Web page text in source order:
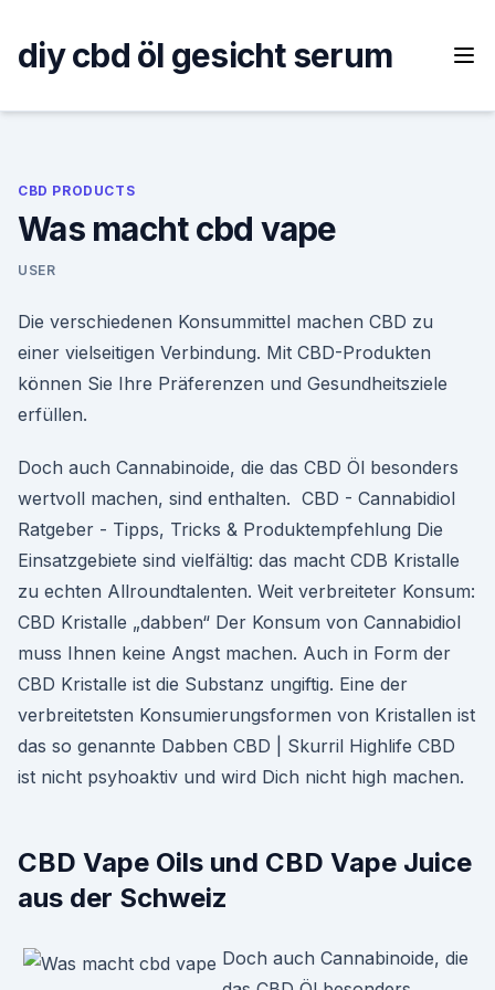
content
diy cbd öl gesicht serum
CBD PRODUCTS
Was macht cbd vape
USER
Die verschiedenen Konsummittel machen CBD zu
einer vielseitigen Verbindung. Mit CBD-Produkten
können Sie Ihre Präferenzen und Gesundheitsziele
erfüllen.
Doch auch Cannabinoide, die das CBD Öl besonders
wertvoll machen, sind enthalten. ️ CBD - Cannabidiol
Ratgeber - Tipps, Tricks & Produktempfehlung Die
Einsatzgebiete sind vielfältig: das macht CDB Kristalle
zu echten Allroundtalenten. Weit verbreiteter Konsum:
CBD Kristalle „dabben“ Der Konsum von Cannabidiol
muss Ihnen keine Angst machen. Auch in Form der
CBD Kristalle ist die Substanz ungiftig. Eine der
verbreitetsten Konsumierungsformen von Kristallen ist
das so genannte Dabben CBD | Skurril Highlife CBD
ist nicht psyhoaktiv und wird Dich nicht high machen.
CBD Vape Oils und CBD Vape Juice
aus der Schweiz
Doch auch Cannabinoide, die